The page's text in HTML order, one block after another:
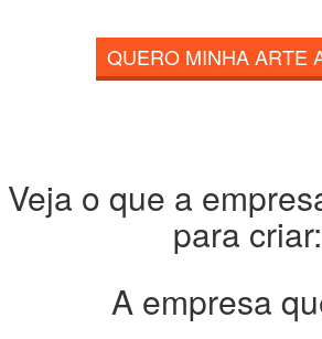
QUERO MINHA ARTE
Veja o que a
para criar:
A empresa